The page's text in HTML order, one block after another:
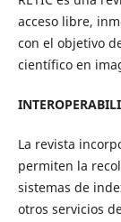
acceso libre,
con el objetivo
científico en
La revista
permiten la
sistemas de
otros servicios